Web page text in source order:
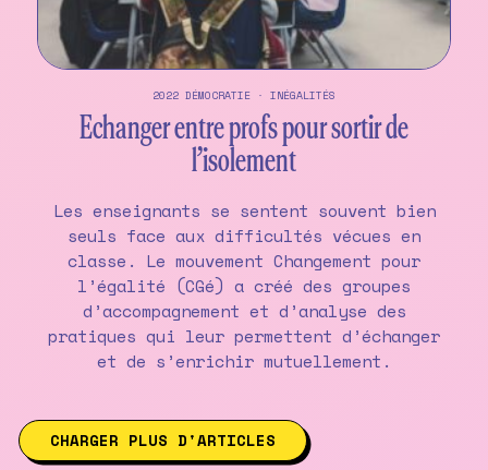
2022 DÉMOCRATIE · INÉGALITÉS
Echanger entre profs pour sortir de
l’isolement
Les enseignants se sentent souvent bien
seuls face aux difficultés vécues en
classe. Le mouvement Changement pour
l’égalité (CGé) a créé des groupes
d’accompagnement et d’analyse des
pratiques qui leur permettent d’échanger
et de s’enrichir mutuellement.
CHARGER PLUS D'ARTICLES